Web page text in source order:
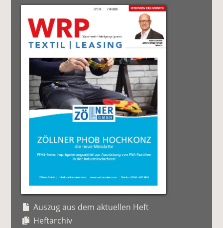
Auszug aus dem aktuellen Heft
Heftarchiv